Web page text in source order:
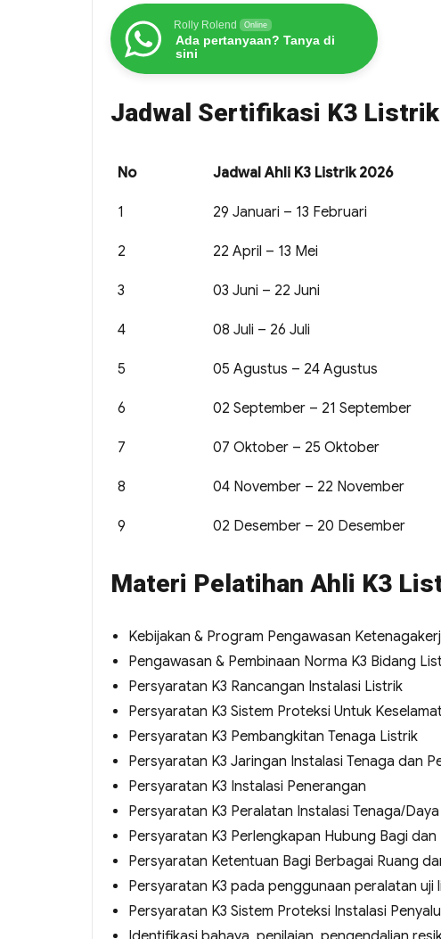
Rolly Rolend Online
Ada pertanyaan? Tanya di
sini
Jadwal Sertifikasi K3 Listrik
No Jadwal Ahli K3 Listrik 2026
1 29 Januari – 13 Februari
2 22 April – 13 Mei
3 03 Juni – 22 Juni
4 08 Juli – 26 Juli
5 05 Agustus – 24 Agustus
6 02 September – 21 September
7 07 Oktober – 25 Oktober
8 04 November – 22 November
9 02 Desember – 20 Desember
Materi Pelatihan Ahli K3
Kebijakan & Program Pengawasan
Pengawasan & Pembinaan Norma K3 Bidang
Persyaratan K3 Rancangan Instalasi Listrik
Persyaratan K3 Sistem Proteksi Untuk
Persyaratan K3 Pembangkitan Tenaga Listrik
Persyaratan K3 Jaringan Instalasi Tenaga dan
Persyaratan K3 Instalasi Penerangan
Persyaratan K3 Peralatan Instalasi Tenaga/Daya
Persyaratan K3 Perlengkapan Hubung Bagi
Persyaratan Ketentuan Bagi Berbagai Ruang
Persyaratan K3 pada penggunaan peralatan uji
Persyaratan K3 Sistem Proteksi Instalasi